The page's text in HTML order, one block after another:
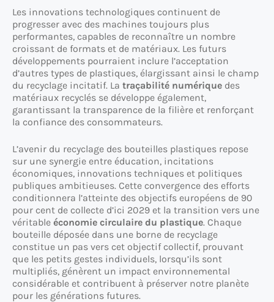
Les innovations technologiques continuent de
progresser avec des machines toujours plus
performantes, capables de reconnaître un nombre
croissant de formats et de matériaux. Les futurs
développements pourraient inclure l’acceptation
d’autres types de plastiques, élargissant ainsi le champ
du recyclage incitatif. La traçabilité numérique des
matériaux recyclés se développe également,
garantissant la transparence de la filière et renforçant
la confiance des consommateurs.
L’avenir du recyclage des bouteilles plastiques repose
sur une synergie entre éducation, incitations
économiques, innovations techniques et politiques
publiques ambitieuses. Cette convergence des efforts
conditionnera l’atteinte des objectifs européens de 90
pour cent de collecte d’ici 2029 et la transition vers une
véritable économie circulaire du plastique. Chaque
bouteille déposée dans une borne de recyclage
constitue un pas vers cet objectif collectif, prouvant
que les petits gestes individuels, lorsqu’ils sont
multipliés, génèrent un impact environnemental
considérable et contribuent à préserver notre planète
pour les générations futures.